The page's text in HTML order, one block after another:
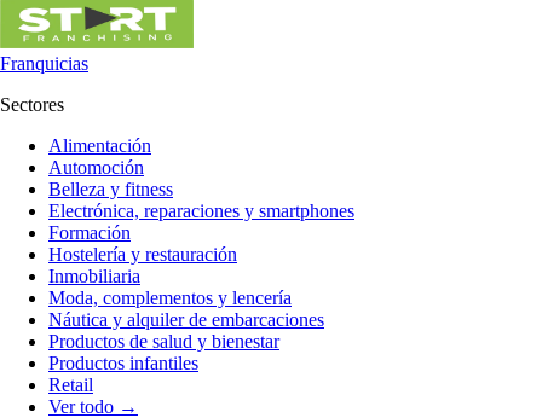
Franquicias
Sectores
Alimentación
Automoción
Belleza y fitness
Electrónica, reparaciones y smartphones
Formación
Hostelería y restauración
Inmobiliaria
Moda, complementos y lencería
Náutica y alquiler de embarcaciones
Productos de salud y bienestar
Productos infantiles
Retail
Ver todo →